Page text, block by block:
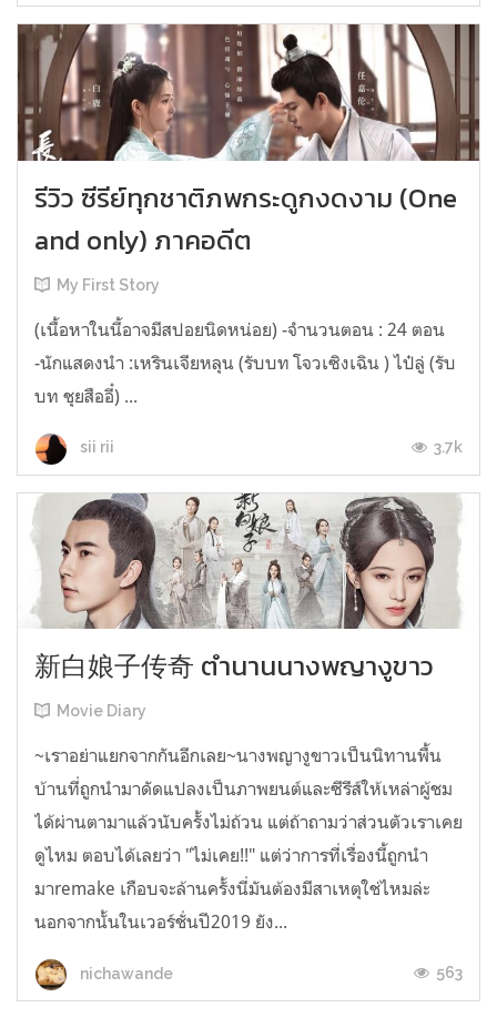
รีวิว ซีรีย์ทุกชาติภพกระดูกงดงาม (One
and only) ภาคอดีต
My First Story
(เนื้อหาในนี้อาจมีสปอยนิดหน่อย) -จำนวนตอน : 24 ตอน
-นักแสดงนำ :เหรินเจียหลุน (รับบท โจวเซิงเฉิน ) ไป๋ลู่ (รับ
บท ชุยสืออี๋) ...
sii rii 3.7k
新白娘子传奇 ตำนานนางพญางูขาว
Movie Diary
~เราอย่าแยกจากกันอีกเลย~นางพญางูขาวเป็นนิทานพื้น
บ้านที่ถูกนำมาดัดแปลงเป็นภาพยนต์และซีรีส์ให้เหล่าผู้ชม
ได้ผ่านตามาแล้วนับครั้งไม่ถ้วน แต่ถ้าถามว่าส่วนตัวเราเคย
ดูไหม ตอบได้เลยว่า "ไม่เคย!!" แต่ว่าการที่เรื่องนี้ถูกนำ
มาremake เกือบจะล้านครั้งนี่มันต้องมีสาเหตุใช่ไหมล่ะ
นอกจากนั้นในเวอร์ชั่นปี2019 ยัง...
nichawande 563